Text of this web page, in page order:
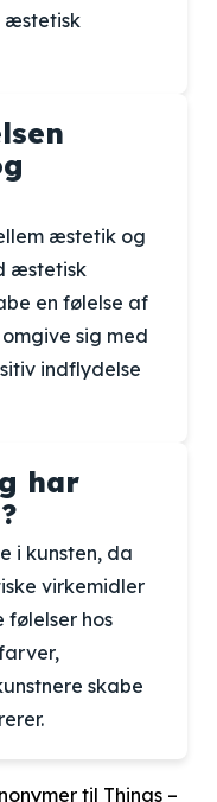
æstetisk
æstetik og
æstetisk
en følelse af
sig med
indflydelse
har
i kunsten, da
virkemidler
følelser hos
skabe
til Things –